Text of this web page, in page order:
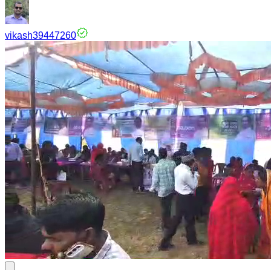
vikash39447260